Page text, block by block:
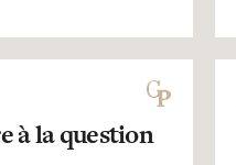
à la question